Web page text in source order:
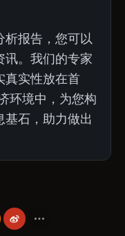
析报告，您可以
讯。我们的专家
真实性放在首
环境中，为您构
基石，助力做出